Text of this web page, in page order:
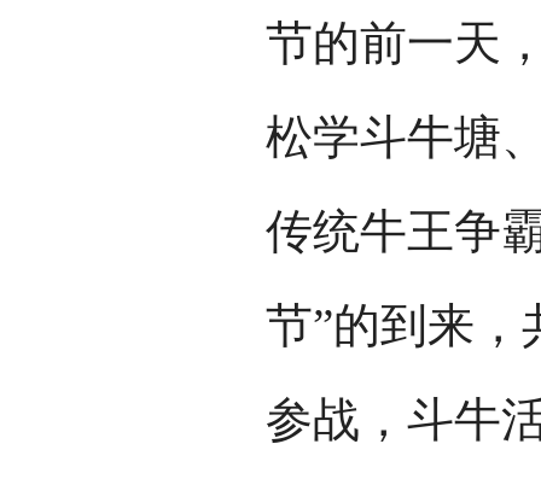
节的前一天
松学斗牛塘
传统牛王争
节”的到来，
参战，斗牛